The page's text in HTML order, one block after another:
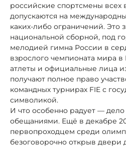
российские спортсмены всех
допускаются на
каких-либо ограничений. Это
национальной сборной, под
мелодией гимна России в
взрослого чемпионата мира в
атлеты и официальные лица
получают полное право
командных турнирах FIE с
символикой.
И что особенно радует —
обещаниями. Ещё в декабре
первопроходцем среди
безоговорочно открыв